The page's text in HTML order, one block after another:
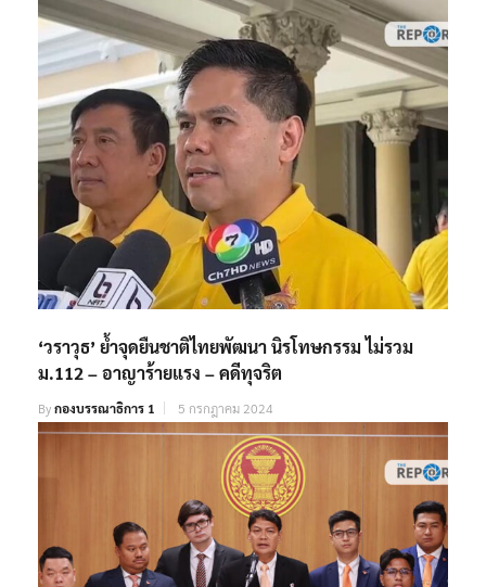
‘วราวุธ’ ย้ำจุดยืนชาติไทยพัฒนา นิรโทษกรรม ไม่รวม
ม.112 – อาญาร้ายแรง – คดีทุจริต
5 กรกฎาคม 2024